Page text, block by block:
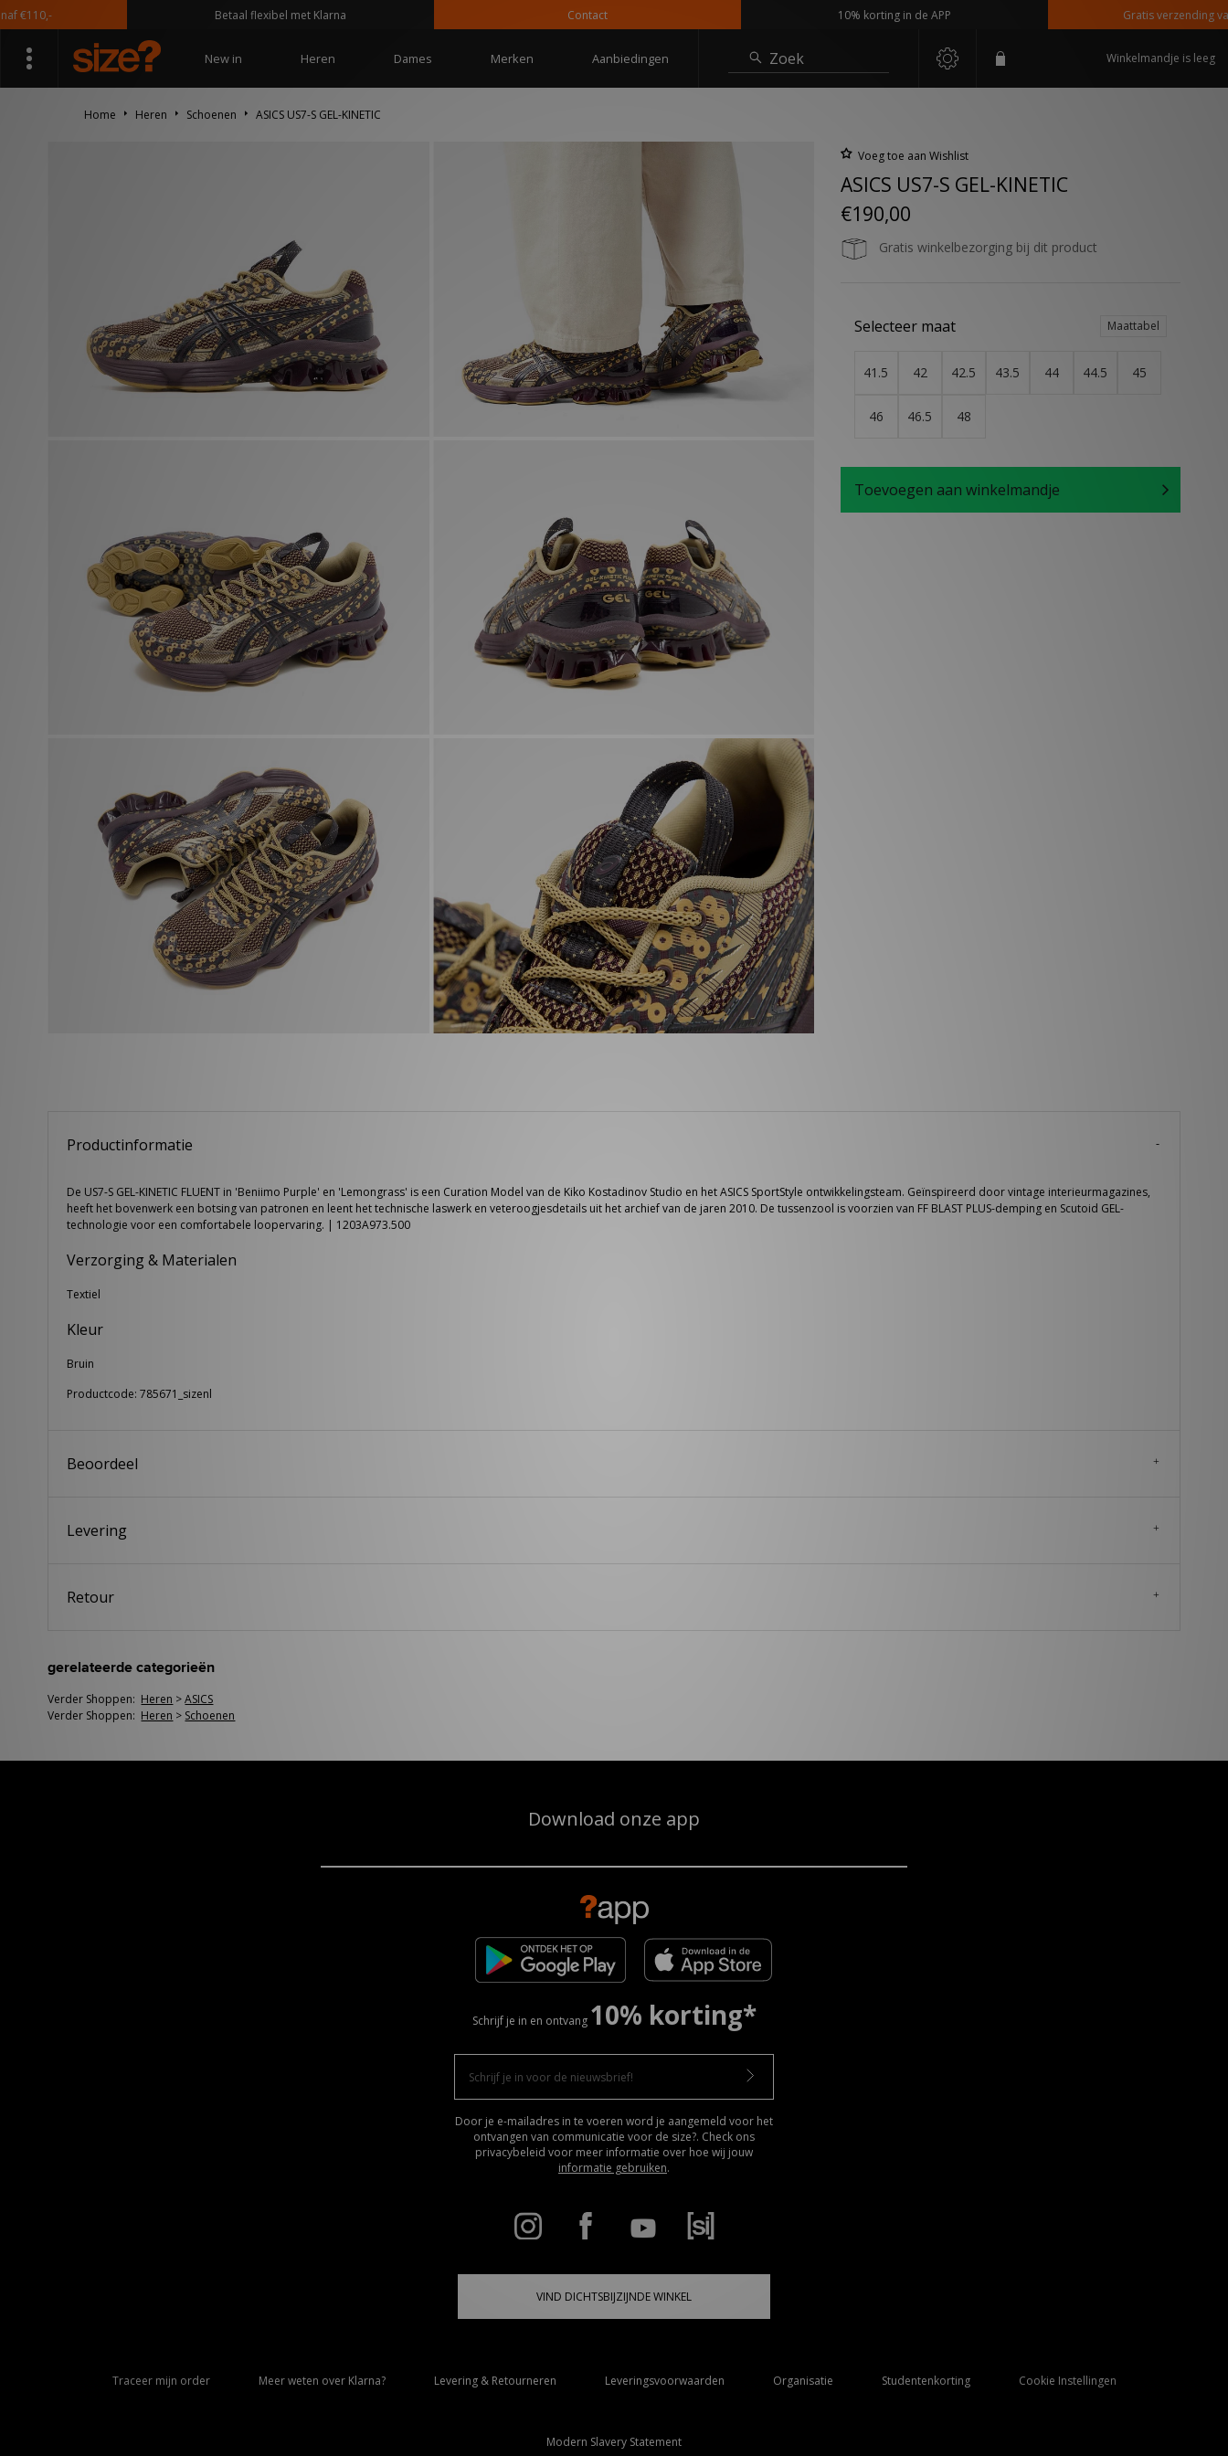
Betaal flexibel met Klarna Contact 10% korting in de APP Gratis verzending vanaf
New in Heren Dames Merken Aanbiedingen Zoek Winkelmandje is leeg
Home Heren Schoenen ASICS US7-S GEL-KINETIC
Voeg toe aan Wishlist
ASICS US7-S GEL-KINETIC
€190,00
Gratis winkelbezorging bij dit product
Selecteer maat Maattabel
41.5 42 42.5 43.5 44 44.5 45
46 46.5 48
Toevoegen aan winkelmandje
Productinformatie
De US7-S GEL-KINETIC FLUENT in 'Beniimo Purple' en 'Lemongrass' is een Curation Model van de Kiko Kostadinov Studio en het ASICS SportStyle ontwikkelingsteam. Geïnspireerd door vintage interieurmagazines,
heeft het bovenwerk een botsing van patronen en leent het technische laswerk en veteroogjesdetails uit het archief van de jaren 2010. De tussenzool is voorzien van FF BLAST PLUS-demping en Scutoid GEL-
technologie voor een comfortabele loopervaring. | 1203A973.500
Verzorging & Materialen
Textiel
Kleur
Bruin
Productcode: 785671_sizenl
Beoordeel
Levering
Retour
gerelateerde categorieën
Verder Shoppen: Heren >ASICS
Verder Shoppen: Heren > Schoenen
Download onze app
Schrijf je in en ontvang 10% korting*
Door je e-mailadres in te voeren word je aangemeld voor het
ontvangen van communicatie voor de size?. Check ons
privacybeleid voor meer informatie over hoe wij jouw
informatie gebruiken.
VIND DICHTSBIJZIJNDE WINKEL
Traceer mijn order Meer weten over Klarna? Levering & Retourneren Leveringsvoorwaarden Organisatie Studentenkorting Cookie Instellingen
Modern Slavery Statement